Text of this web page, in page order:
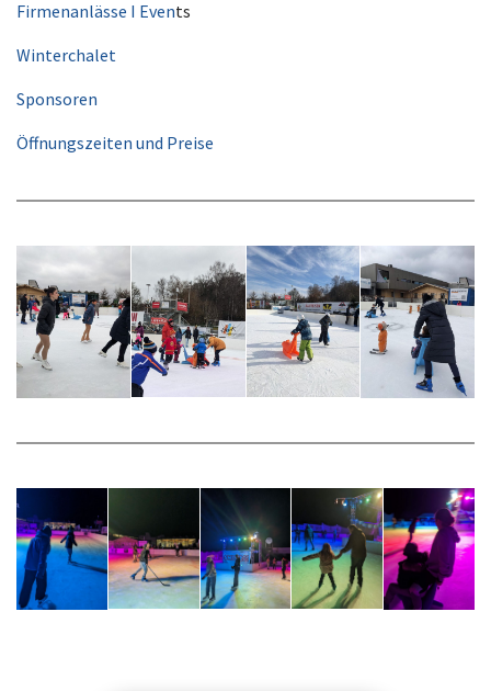
Firmenanlässe I Events
Winterchalet
Sponsoren
Öffnungszeiten und Preise